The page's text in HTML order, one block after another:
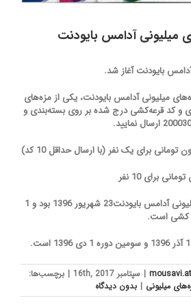
میلیونی آدامس بایودنت
بایودنت آغاز شد.
میلیونی آدامس بایودنت، یکی از مزه‌های
و کد قرعه‌کشی درج شده بر روی بسته‌بندی و
شروع جشنواره مزه‌های میلیونی آدامس بایودنت23 شهریور 1396 بود و 1
| سپتامبر 16th, 2017 | برچسب‌ها:
میلیونی | بدون ديدگاه